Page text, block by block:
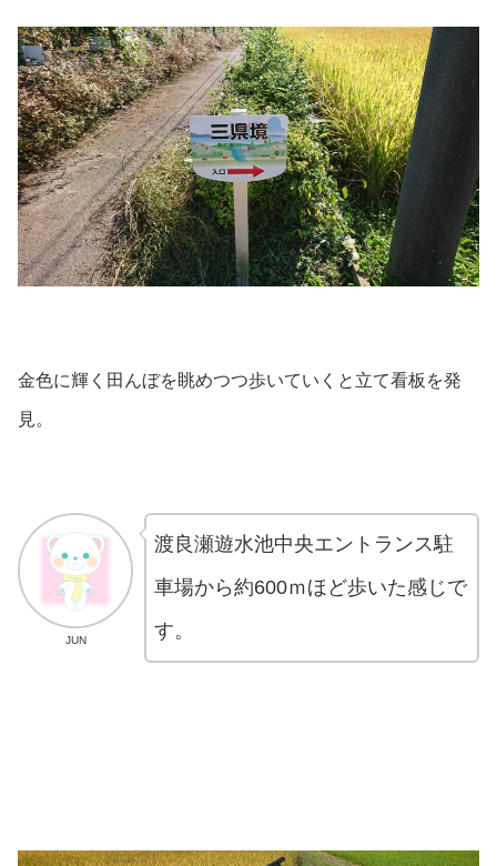
金色に輝く田んぼを眺めつつ歩いていくと立て看板を発
見。
JUN
渡良瀬遊水池中央エントランス駐
車場から約600ｍほど歩いた感じで
す。